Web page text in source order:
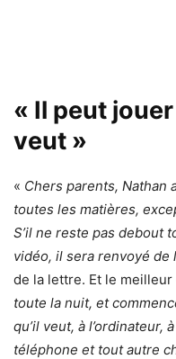
« Il peut
veut »
« Chers parents, Nathan
toutes les matières,
S’il ne reste pas debout
vidéo, il sera renvoyé de
de la lettre. Et le meilleur
toute la nuit, et
qu’il veut, à l’ordinateur,
téléphone et tout autre